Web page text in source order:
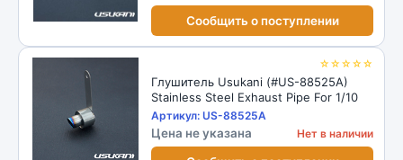
Сообщить о поступлении
☆☆☆☆☆
Глушитель Usukani (#US-88525A)
Stainless Steel Exhaust Pipe For 1/10
Артикул: US-88525A
Цена не указана Нет в наличии